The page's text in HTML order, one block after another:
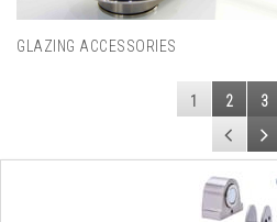
GLAZING ACCESSORIES
1 2 3